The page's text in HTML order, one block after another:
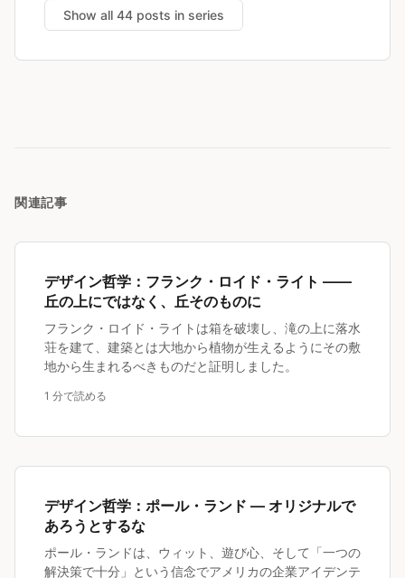
Show all 44 posts in series
関連記事
デザイン哲学：フランク・ロイド・ライト ——
丘の上にではなく、丘そのものに
フランク・ロイド・ライトは箱を破壊し、滝の上に落水
荘を建て、建築とは大地から植物が生えるようにその敷
地から生まれるべきものだと証明しました。
1 分で読める
デザイン哲学：ポール・ランド — オリジナルで
あろうとするな
ポール・ランドは、ウィット、遊び心、そして「一つの
解決策で十分」という信念でアメリカの企業アイデンテ